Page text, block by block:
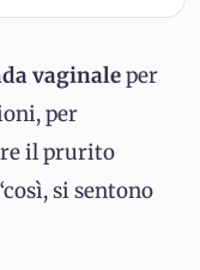
vaginaleper
per
il prurito
si sentono